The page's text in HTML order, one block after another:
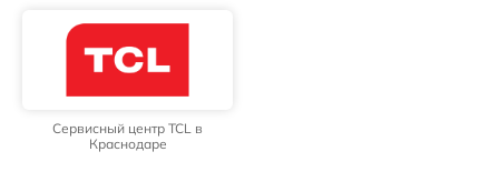
Сервисный центр TCL в
Краснодаре